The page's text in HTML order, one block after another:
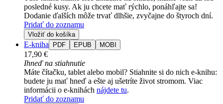
posledné kusy. Ak ju chcete mať rýchlo, ponáhľajte sa!
Dodanie ďalších môže trvať dlhšie, zvyčajne do štyroch dní.
Pridať do zoznamu
Vložiť do košíka
E-kniha PDF EPUB MOBI
17,90 €
Ihneď na stiahnutie
Máte čítačku, tablet alebo mobil? Stiahnite si do nich e-knihu:
budete ju mať hneď a ešte aj ušetríte život stromom. Viac
informácii o e-knihách nájdete tu.
Pridať do zoznamu